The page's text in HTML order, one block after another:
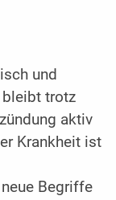
und
bleibt trotz
aktiv
Krankheit ist
Begriffe